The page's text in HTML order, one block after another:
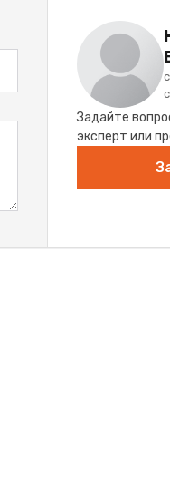
Задайте
эксперт или